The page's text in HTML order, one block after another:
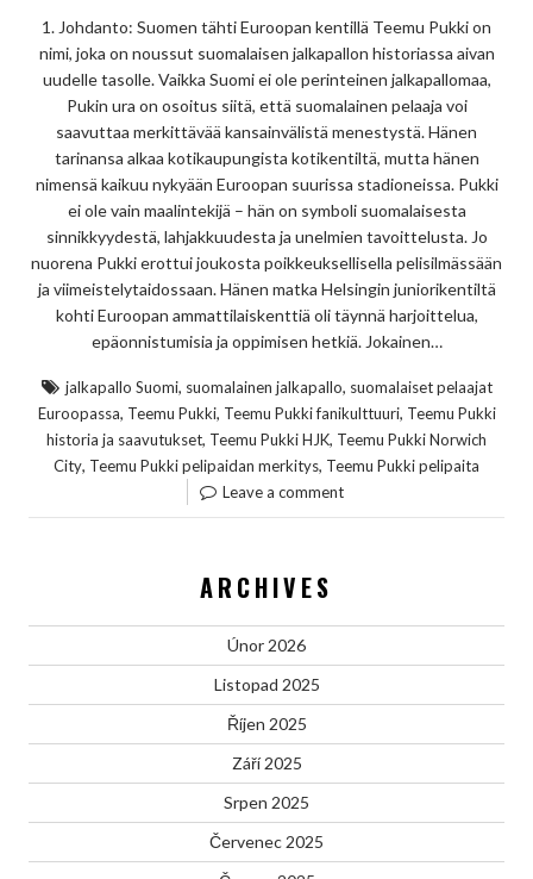
1. Johdanto: Suomen tähti Euroopan kentillä Teemu Pukki on
nimi, joka on noussut suomalaisen jalkapallon historiassa aivan
uudelle tasolle. Vaikka Suomi ei ole perinteinen jalkapallomaa,
Pukin ura on osoitus siitä, että suomalainen pelaaja voi
saavuttaa merkittävää kansainvälistä menestystä. Hänen
tarinansa alkaa kotikaupungista kotikentiltä, mutta hänen
nimensä kaikuu nykyään Euroopan suurissa stadioneissa. Pukki
ei ole vain maalintekijä – hän on symboli suomalaisesta
sinnikkyydestä, lahjakkuudesta ja unelmien tavoittelusta. Jo
nuorena Pukki erottui joukosta poikkeuksellisella pelisilmässään
ja viimeistelytaidossaan. Hänen matka Helsingin juniorikentiltä
kohti Euroopan ammattilaiskenttiä oli täynnä harjoittelua,
epäonnistumisia ja oppimisen hetkiä. Jokainen…
jalkapallo Suomi, suomalainen jalkapallo, suomalaiset pelaajat
Euroopassa, Teemu Pukki, Teemu Pukki fanikulttuuri, Teemu Pukki
historia ja saavutukset, Teemu Pukki HJK, Teemu Pukki Norwich
City, Teemu Pukki pelipaidan merkitys, Teemu Pukki pelipaita
Leave a comment
ARCHIVES
Únor 2026
Listopad 2025
Říjen 2025
Září 2025
Srpen 2025
Červenec 2025